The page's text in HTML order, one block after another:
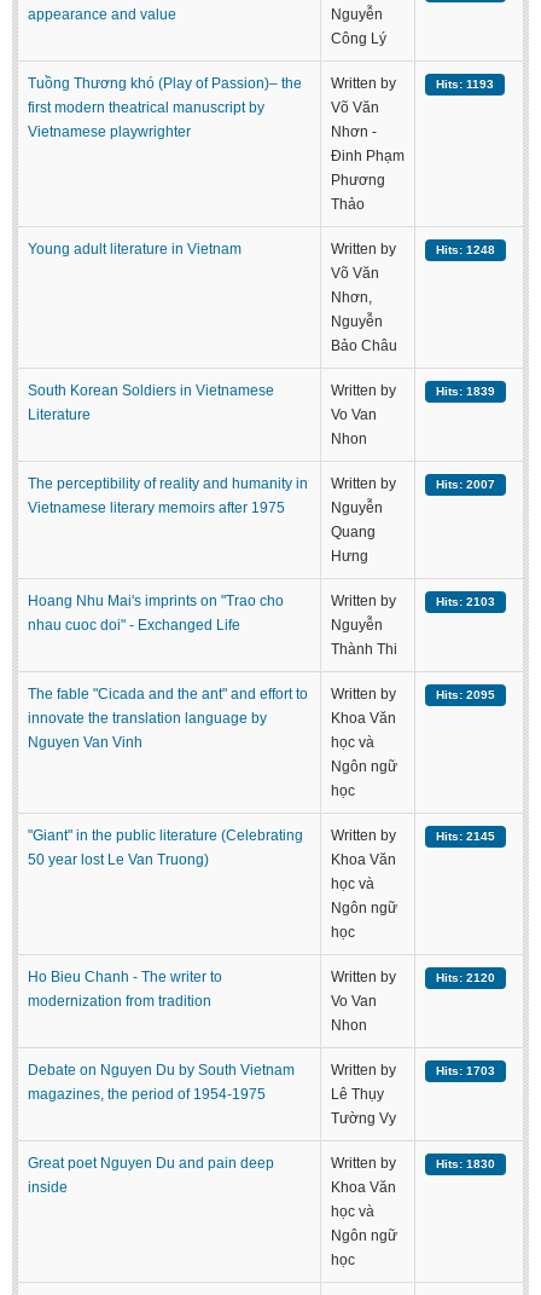
appearance and value
Nguyễn
Công Lý
Tuồng Thương khó (Play of Passion)– the
first modern theatrical manuscript by
Vietnamese playwrighter
Written by
Võ Văn
Nhơn -
Đinh Phạm
Phương
Thảo
Hits: 1193
Young adult literature in Vietnam
Written by
Võ Văn
Nhơn,
Nguyễn
Bảo Châu
Hits: 1248
South Korean Soldiers in Vietnamese
Literature
Written by
Vo Van
Nhon
Hits: 1839
The perceptibility of reality and humanity in
Vietnamese literary memoirs after 1975
Written by
Nguyễn
Quang
Hưng
Hits: 2007
Hoang Nhu Mai's imprints on "Trao cho
nhau cuoc doi" - Exchanged Life
Written by
Nguyễn
Thành Thi
Hits: 2103
The fable "Cicada and the ant" and effort to
innovate the translation language by
Nguyen Van Vinh
Written by
Khoa Văn
học và
Ngôn ngữ
học
Hits: 2095
"Giant" in the public literature (Celebrating
50 year lost Le Van Truong)
Written by
Khoa Văn
học và
Ngôn ngữ
học
Hits: 2145
Ho Bieu Chanh - The writer to
modernization from tradition
Written by
Vo Van
Nhon
Hits: 2120
Debate on Nguyen Du by South Vietnam
magazines, the period of 1954-1975
Written by
Lê Thụy
Tường Vy
Hits: 1703
Great poet Nguyen Du and pain deep
inside
Written by
Khoa Văn
học và
Ngôn ngữ
học
Hits: 1830